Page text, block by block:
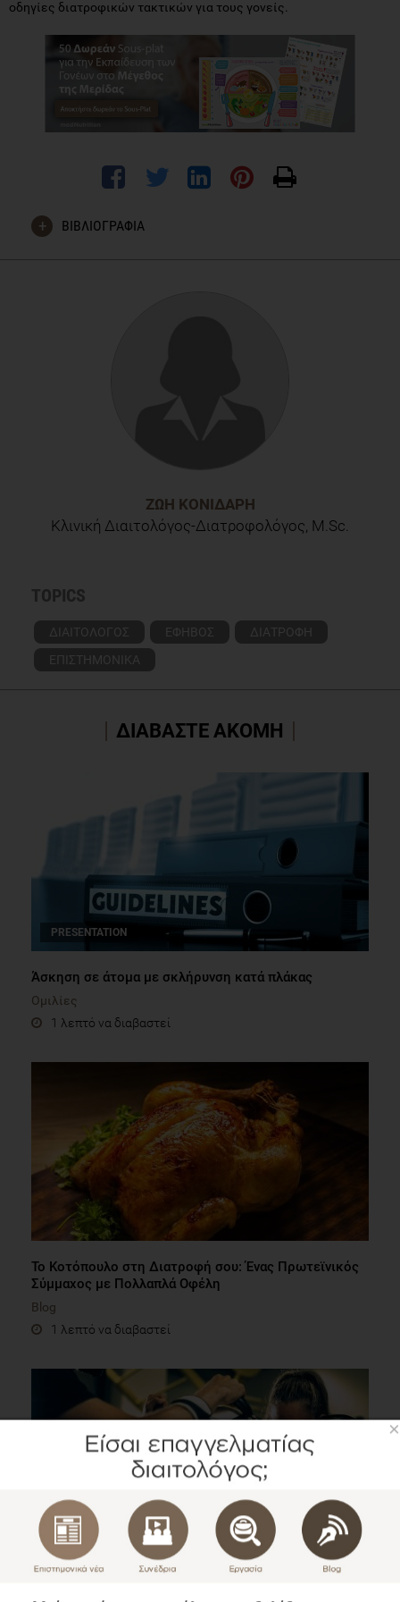
οδηγίες διατροφικών τακτικών για τους γονείς.
ΒΙΒΛΙΟΓΡΑΦΙΑ
ΖΩΉ ΚΟΝΙΔΆΡΗ
Κλινική Διαιτολόγος-Διατροφολόγος, M.Sc.
TOPICS
ΔΙΑΙΤΟΛΟΓΟΣ ΕΦΗΒΟΣ
ΔΙΑΤΡΟΦΗ
ΕΠΙΣΤΗΜΟΝΙΚΑ
ΔΙΑΒΑΣΤΕ ΑΚΟΜΗ
PRESENTATION
Άσκηση σε άτομα με σκλήρυνση κατά πλάκας
Ομιλίες
1 λεπτό να διαβαστεί
Το Κοτόπουλο στη Διατροφή σου: Ένας Πρωτεϊνικός
Σύμμαχος με Πολλαπλά Οφέλη
Blog
1 λεπτό να διαβαστεί
Διατροφή, Συμπληρώματα και Μείωση του βάρους
×